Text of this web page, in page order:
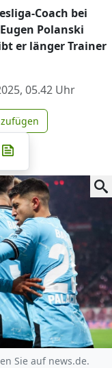
Coach bei
Polanski
er länger Trainer
05.42 Uhr
zu Google
Whatsapp
auf Telegram
auf X
Sie auf news.de.